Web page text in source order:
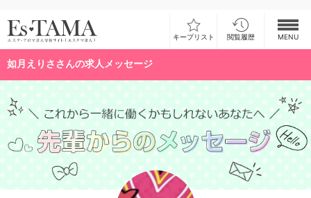
キープリスト 閲覧履歴 MENU
お仕事検索
お仕事ランキング
お仕事体験談
スカウト型求人エスジョブ
如月えりささんの求人メッセージ